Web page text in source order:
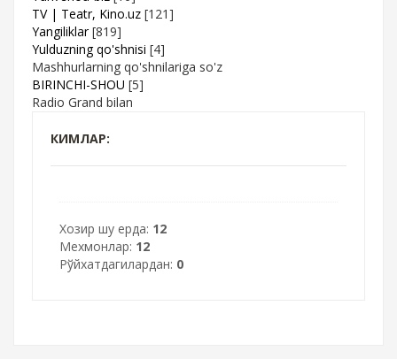
TV | Teatr, Kino.uz [121]
Yangiliklar [819]
Yulduzning qo'shnisi [4]
Mashhurlarning qo'shnilariga so'z
BIRINCHI-SHOU [5]
Radio Grand bilan
КИМЛАР:
Хозир шу ерда: 12
Мехмонлар: 12
Рўйхатдагилардан: 0